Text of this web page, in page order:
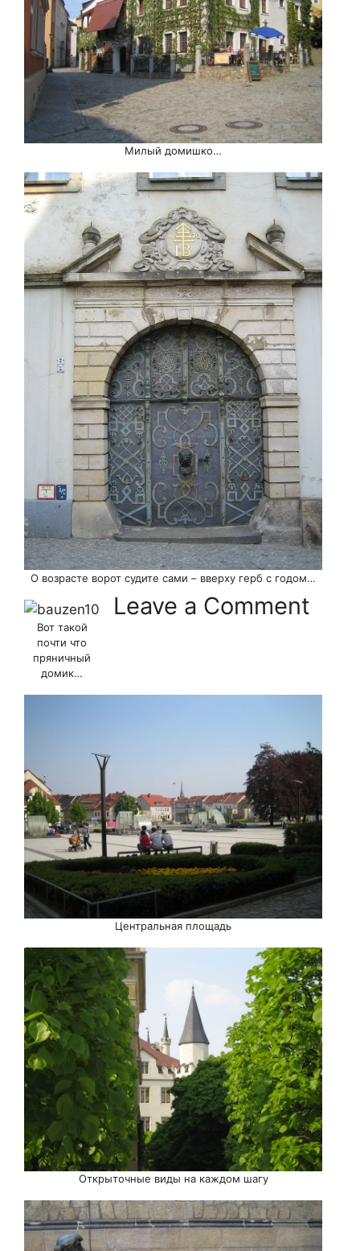
Милый домишко…
О возрасте ворот судите сами – вверху герб с годом…
Вот такой
почти что
пряничный
домик…
Центральная площадь
Открыточные виды на каждом шагу
Leave a Comment